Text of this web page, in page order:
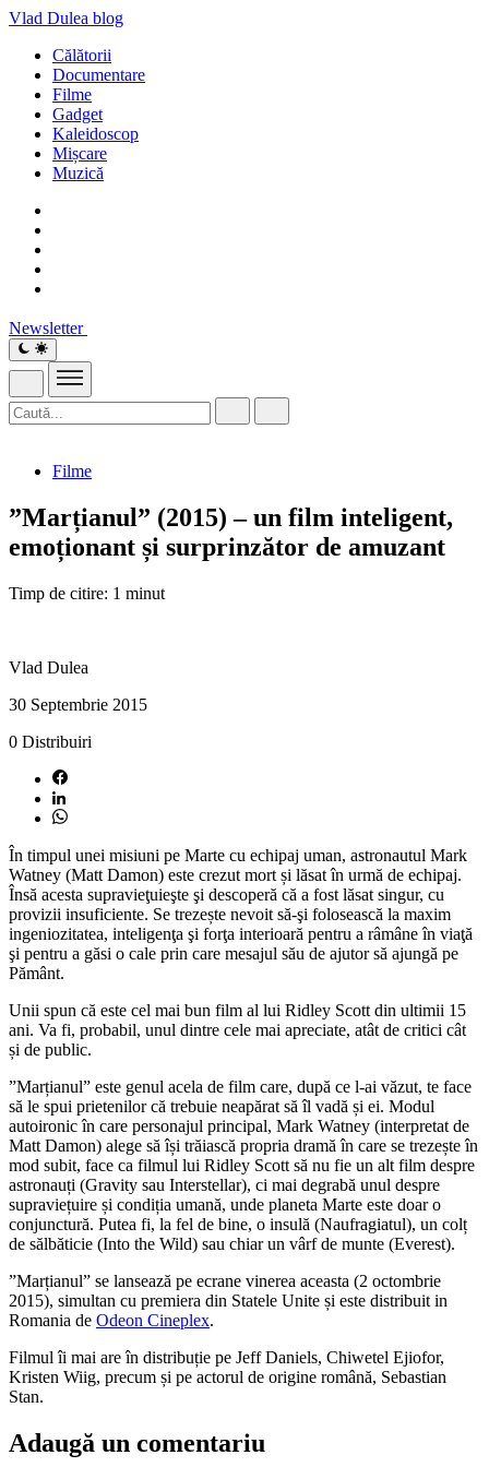
Vlad Dulea blog
Călătorii
Documentare
Filme
Gadget
Kaleidoscop
Mișcare
Muzică
Newsletter
Filme
”Marțianul” (2015) – un film inteligent,
emoționant și surprinzător de amuzant
Timp de citire: 1 minut
Vlad Dulea
30 Septembrie 2015
0 Distribuiri
În timpul unei misiuni pe Marte cu echipaj uman, astronautul Mark
Watney (Matt Damon) este crezut mort și lăsat în urmă de echipaj.
Însă acesta supravieţuieşte şi descoperă că a fost lăsat singur, cu
provizii insuficiente. Se trezește nevoit să-şi folosească la maxim
ingeniozitatea, inteligenţa şi forţa interioară pentru a râmâne în viaţă
şi pentru a găsi o cale prin care mesajul său de ajutor să ajungă pe
Pământ.
Unii spun că este cel mai bun film al lui Ridley Scott din ultimii 15
ani. Va fi, probabil, unul dintre cele mai apreciate, atât de critici cât
și de public.
”Marțianul” este genul acela de film care, după ce l-ai văzut, te face
să le spui prietenilor că trebuie neapărat să îl vadă și ei. Modul
autoironic în care personajul principal, Mark Watney (interpretat de
Matt Damon) alege să își trăiască propria dramă în care se trezește în
mod subit, face ca filmul lui Ridley Scott să nu fie un alt film despre
astronauți (Gravity sau Interstellar), ci mai degrabă unul despre
supraviețuire și condiția umană, unde planeta Marte este doar o
conjunctură. Putea fi, la fel de bine, o insulă (Naufragiatul), un colț
de sălbăticie (Into the Wild) sau chiar un vârf de munte (Everest).
”Marțianul” se lansează pe ecrane vinerea aceasta (2 octombrie
2015), simultan cu premiera din Statele Unite și este distribuit in
Romania de Odeon Cineplex.
Filmul îi mai are în distribuție pe Jeff Daniels, Chiwetel Ejiofor,
Kristen Wiig, precum și pe actorul de origine română, Sebastian
Stan.
Adaugă un comentariu